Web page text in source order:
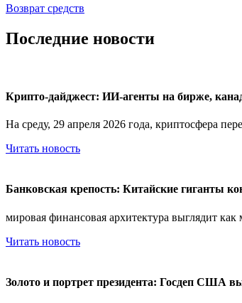
Возврат средств
Последние новости
Крипто-дайджест: ИИ-агенты на бирже,
На среду, 29 апреля 2026 года, криптосфера
Читать новость
Банковская крепость: Китайские гиганты
мировая финансовая архитектура выглядит как
Читать новость
Золото и портрет президента: Госдеп США